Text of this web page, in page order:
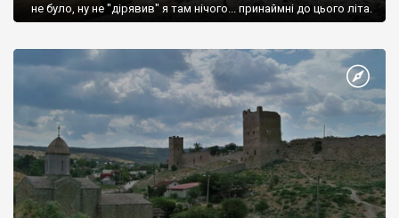
не було, ну не "дірявив" я там нічого... принаймні до цього літа.